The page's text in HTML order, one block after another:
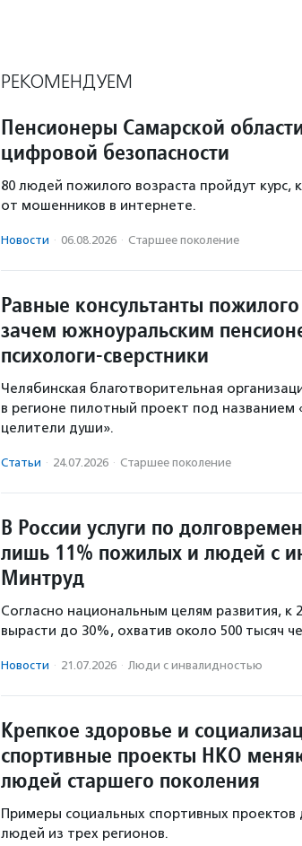
РЕКОМЕНДУЕМ
Пенсионеры Самарской
цифровой безопасности
80 людей пожилого возраста пройдут курс,
от мошенников в интернете.
Новости · 06.08.2026 · Старшее поколение
Равные консультанты пожилого
зачем южноуральским
психологи-сверстники
Челябинская благотворительная
в регионе пилотный проект под названием
целители души».
Статьи · 24.07.2026 · Старшее поколение
В России услуги по
лишь 11% пожилых и людей с
Минтруд
Согласно национальным целям развития, к
вырасти до 30%, охватив около 500 тысяч
Новости · 21.07.2026 · Люди с инвалидностью
Крепкое здоровье и
спортивные проекты НКО
людей старшего поколения
Примеры социальных спортивных проектов
людей из трех регионов.